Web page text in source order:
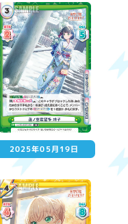
2025年05月19日